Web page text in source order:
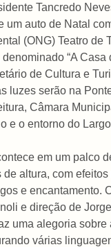
Tancredo
um auto de Natal
(ONG) Teatro de
“A Casa
de Cultura e
luzes serão na
Câmara
e o entorno do
em um palco
de altura, com
e encantamento.
e direção de
uma alegoria sobre
várias